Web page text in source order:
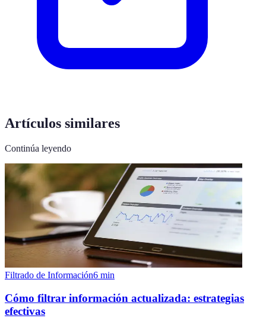
Artículos similares
Continúa leyendo
Filtrado de Información6 min
Cómo filtrar información actualizada: estrategias
efectivas